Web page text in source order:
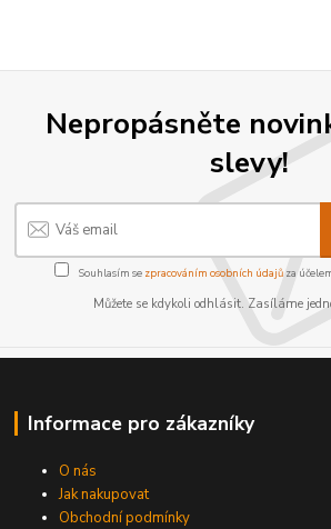
Nepropásněte
slevy!
Souhlasím se zpracováním osobních údajůza
Můžete se kdykoli odhlásit. Zasíláme
Informace pro zákazníky
O nás
Jak nakupovat
Obchodní podmínky